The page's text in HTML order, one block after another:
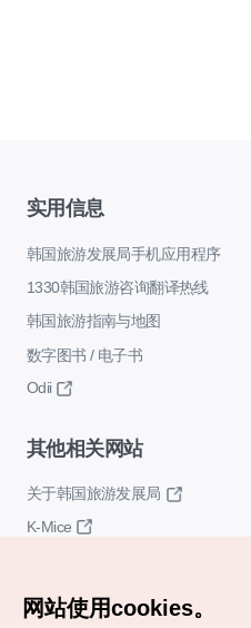
实用信息
韩国旅游发展局手机应用程序
1330韩国旅游咨询翻译热线
韩国旅游指南与地图
数字图书 / 电子书
Odii
其他相关网站
关于韩国旅游发展局
K-Mice
网站使用cookies。